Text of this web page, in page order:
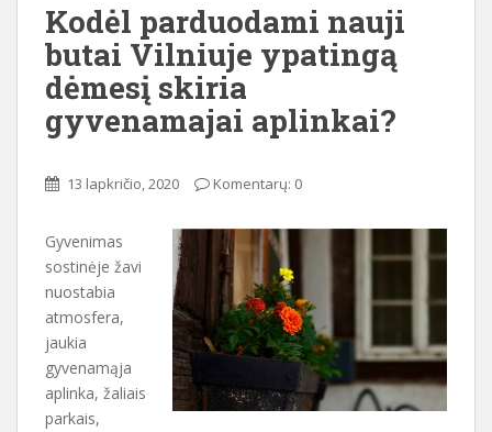
Kodėl parduodami nauji
butai Vilniuje ypatingą
dėmesį skiria
gyvenamajai aplinkai?
13 lapkričio, 2020 Komentarų: 0
Gyvenimas
sostinėje žavi
nuostabia
atmosfera,
jaukia
gyvenamąja
aplinka, žaliais
parkais,